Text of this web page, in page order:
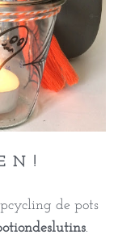
N !
de pots
.